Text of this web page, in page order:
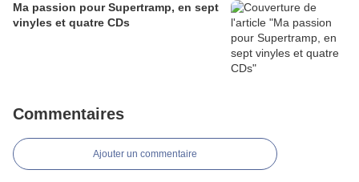
Ma passion pour Supertramp, en sept
vinyles et quatre CDs
Commentaires
Ajouter un commentaire